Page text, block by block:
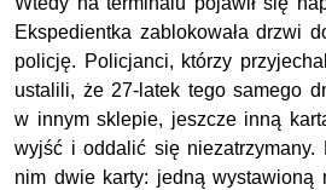
Ekspedientka zablokowała drzwi
policję. Policjanci, którzy
ustalili, że 27-latek tego samego
w innym sklepie, jeszcze inną
wyjść i oddalić się niezatrzymany.
nim dwie karty: jedną wystawioną